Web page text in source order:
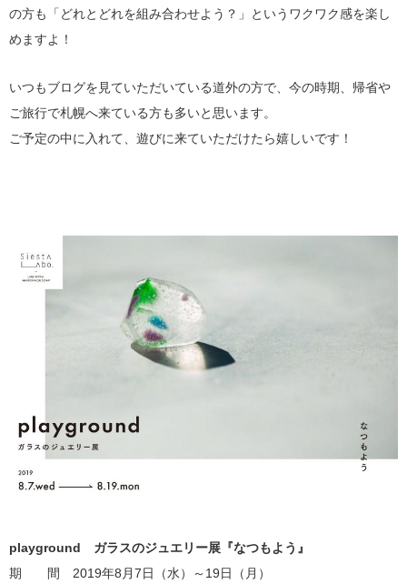
の方も「どれとどれを組み合わせよう？」というワクワク感を楽し
めますよ！
いつもブログを見ていただいている道外の方で、今の時期、帰省や
ご旅行で札幌へ来ている方も多いと思います。
ご予定の中に入れて、遊びに来ていただけたら嬉しいです！
playground ガラスのジュエリー展『なつもよう』
期 間 2019年8月7日（水）～19日（月）